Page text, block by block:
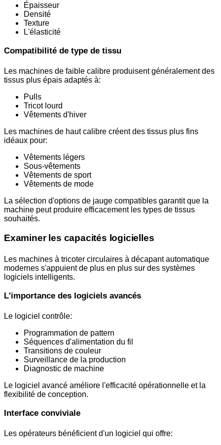
Épaisseur
Densité
Texture
L'élasticité
Compatibilité de type de tissu
Les machines de faible calibre produisent généralement des
tissus plus épais adaptés à:
Pulls
Tricot lourd
Vêtements d'hiver
Les machines de haut calibre créent des tissus plus fins
idéaux pour:
Vêtements légers
Sous-vêtements
Vêtements de sport
Vêtements de mode
La sélection d'options de jauge compatibles garantit que la
machine peut produire efficacement les types de tissus
souhaités.
Examiner les capacités logicielles
Les machines à tricoter circulaires à décapant automatique
modernes s'appuient de plus en plus sur des systèmes
logiciels intelligents.
L'importance des logiciels avancés
Le logiciel contrôle:
Programmation de pattern
Séquences d'alimentation du fil
Transitions de couleur
Surveillance de la production
Diagnostic de machine
Le logiciel avancé améliore l'efficacité opérationnelle et la
flexibilité de conception.
Interface conviviale
Les opérateurs bénéficient d'un logiciel qui offre: